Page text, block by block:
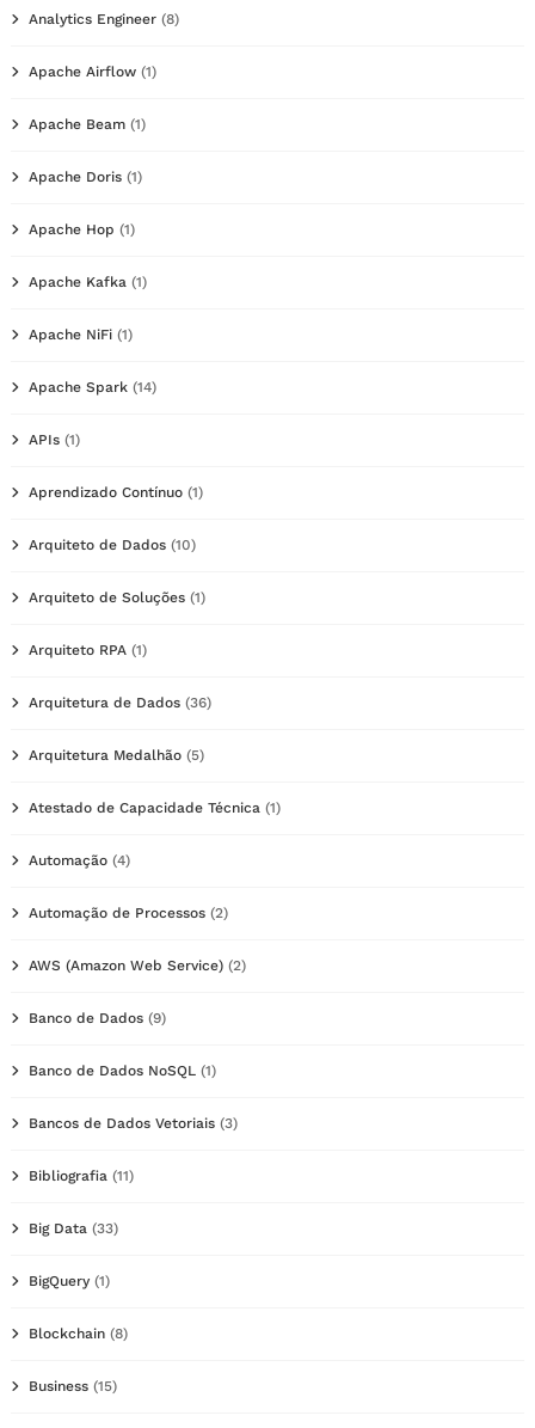
Analytics Engineer (8)
Apache Airflow (1)
Apache Beam (1)
Apache Doris (1)
Apache Hop (1)
Apache Kafka (1)
Apache NiFi (1)
Apache Spark (14)
APIs (1)
Aprendizado Contínuo (1)
Arquiteto de Dados (10)
Arquiteto de Soluções (1)
Arquiteto RPA (1)
Arquitetura de Dados (36)
Arquitetura Medalhão (5)
Atestado de Capacidade Técnica (1)
Automação (4)
Automação de Processos (2)
AWS (Amazon Web Service) (2)
Banco de Dados (9)
Banco de Dados NoSQL (1)
Bancos de Dados Vetoriais (3)
Bibliografia (11)
Big Data (33)
BigQuery (1)
Blockchain (8)
Business (15)